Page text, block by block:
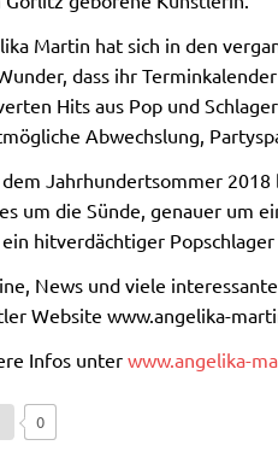
Martin hat sich in den
dass ihr
Hits aus Pop und
Abwechslung,
dem Jahrhundertsommer
um die Sünde, genauer um
hitverdächtiger
News und viele
Website www.angelika-
Infos unter www.angelika-
0